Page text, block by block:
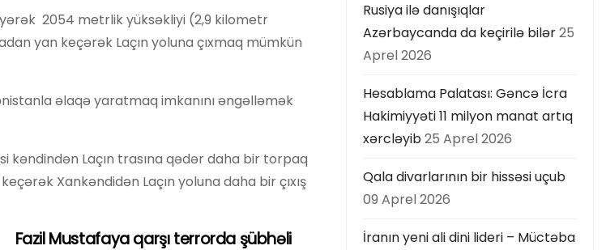
2054 metrlik yüksəkliyi (2,9 kilometr
yan keçərək Laçın yoluna çıxmaq mümkün
əlaqə yaratmaq imkanını əngəlləmək
kəndindən Laçın trasına qədər daha bir torpaq
Xankəndidən Laçın yoluna daha bir çıxış
Fazil Mustafaya qarşı terrorda şübhəli
Rusiya ilə danışıqlar
Azərbaycanda da keçirilə bilər25
Aprel 2026
Hesablama Palatası: Gəncə İcra
Hakimiyyəti 11 milyon manat artıq
xərcləyib25 Aprel 2026
Qala divarlarının bir hissəsi uçub
09 Aprel 2026
İranın yeni ali dini lideri – Müctəba